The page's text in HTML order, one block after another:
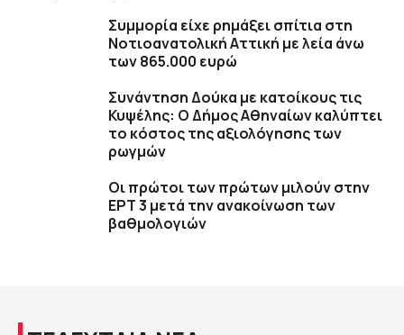
Συμμορία είχε ρημάξει σπίτια στη
Νοτιοανατολική Αττική με λεία άνω
των 865.000 ευρώ
Συνάντηση Δούκα με κατοίκους τις
Κυψέλης: Ο Δήμος Αθηναίων καλύπτει
το κόστος της αξιολόγησης των
ρωγμών
Οι πρώτοι των πρώτων μιλούν στην
ΕΡΤ 3 μετά την ανακοίνωση των
βαθμολογιών